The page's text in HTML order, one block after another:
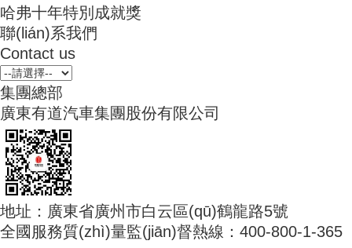
哈弗十年特別成就獎
聯(lián)系我們
Contact us
集團總部
廣東有道汽車集團股份有限公司
地址：廣東省廣州市白云區(qū)鶴龍路5號
全國服務質(zhì)量監(jiān)督熱線：400-800-1-365